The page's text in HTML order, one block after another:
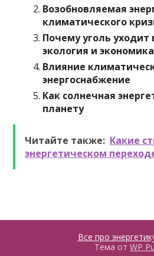
Возобновляемая
климатического
Почему уголь
экология и экономика
Влияние
энергоснабжение
Как солнечная
планету
Читайте также: Какие
энергетическом
Все про
Тема от WP